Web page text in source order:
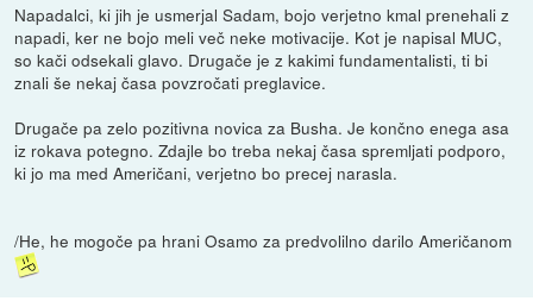
Napadalci, ki jih je usmerjal Sadam, bojo verjetno kmal prenehali z
napadi, ker ne bojo meli več neke motivacije. Kot je napisal MUC,
so kači odsekali glavo. Drugače je z kakimi fundamentalisti, ti bi
znali še nekaj časa povzročati preglavice.
Drugače pa zelo pozitivna novica za Busha. Je končno enega asa
iz rokava potegno. Zdajle bo treba nekaj časa spremljati podporo,
ki jo ma med Američani, verjetno bo precej narasla.
/He, he mogoče pa hrani Osamo za predvolilno darilo Američanom